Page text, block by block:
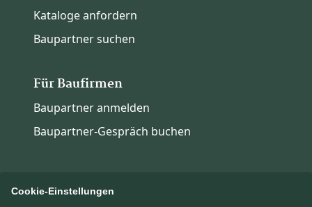
Kataloge anfordern
Baupartner suchen
Für Baufirmen
Baupartner anmelden
Baupartner-Gespräch buchen
Cookie-Einstellungen